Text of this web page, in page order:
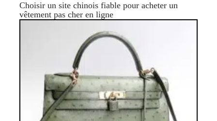
Choisir un site chinois fiable pour acheter un
vêtement pas cher en ligne